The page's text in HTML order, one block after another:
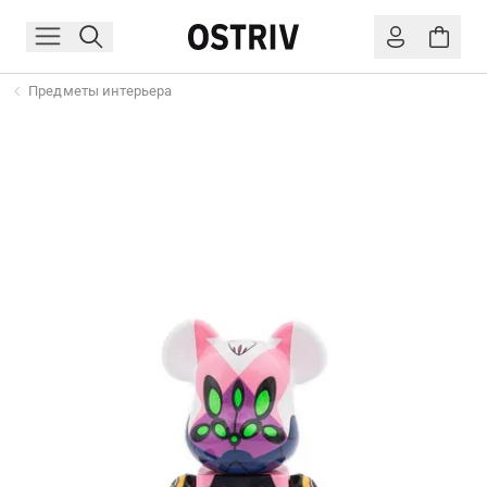
Предметы интерьера